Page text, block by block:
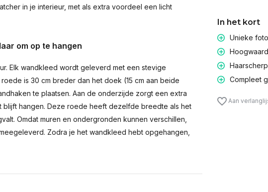
in je interieur, met als extra voordeel een licht
om op te hangen
Elk wandkleed wordt geleverd met een stevige
is 30 cm breder dan het doek (15 cm aan beide
te plaatsen. Aan de onderzijde zorgt een extra
hangen. Deze roede heeft dezelfde breedte als het
Omdat muren en ondergronden kunnen verschillen,
Zodra je het wandkleed hebt opgehangen,
In het kort
Unieke
Compleet
Aan